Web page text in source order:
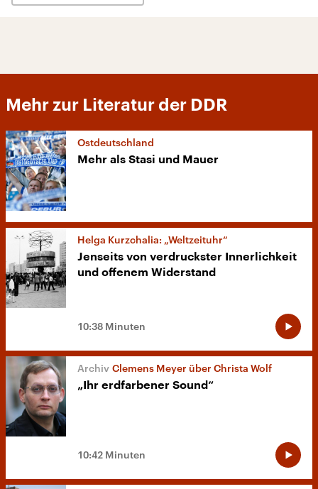
Mehr zur Literatur der DDR
Ostdeutschland
Mehr als Stasi und Mauer
Helga Kurzchalia: „Weltzeituhr“
Jenseits von verdruckster Innerlichkeit
und offenem Widerstand
10:38 Minuten
Clemens Meyer über Christa Wolf
„Ihr erdfarbener Sound“
10:42 Minuten